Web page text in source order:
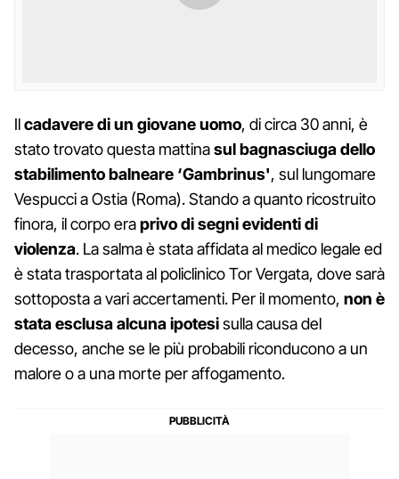
Ilcadavere di un giovane uomo, di circa 30 anni, è
stato trovato questa mattinasul bagnasciuga dello
stabilimento balneare ‘Gambrinus', sul lungomare
Vespucci a Ostia (Roma). Stando a quanto ricostruito
finora, il corpo eraprivo di segni evidenti di
violenza. La salma è stata affidata al medico legale ed
è stata trasportata al policlinico Tor Vergata, dove sarà
sottoposta a vari accertamenti. Per il momento, non è
stata esclusa alcuna ipotesisulla causa del
decesso, anche se le più probabili riconducono a un
malore o a una morte per affogamento.